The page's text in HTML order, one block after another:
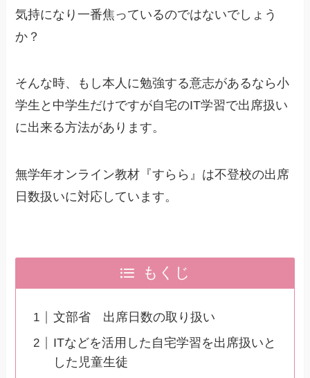
気持になり一番焦っているのではないでしょう
か？
そんな時、もし本人に勉強する意志があるなら小
学生と中学生だけですが自宅のIT学習で出席扱い
に出来る方法があります。
無学年オンライン教材『すらら』は不登校の出席
日数扱いに対応しています。
もくじ
文部省 出席日数の取り扱い
ITなどを活用した自宅学習を出席扱いと
した児童生徒